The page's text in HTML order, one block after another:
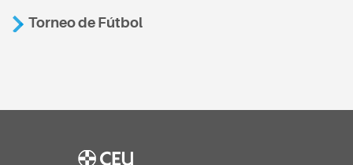
Torneo de Fútbol